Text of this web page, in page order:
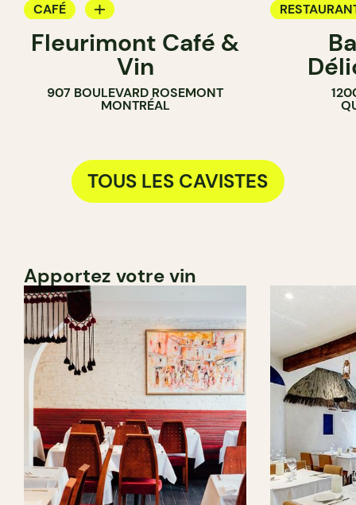
CAFÉ
SANDWICHERIE
Fleurimont Café &
Vin
907 BOULEVARD ROSEMONT
MONTRÉAL
PÂTISSERIE
TOUS LES CAVISTES
Apportez votre vin